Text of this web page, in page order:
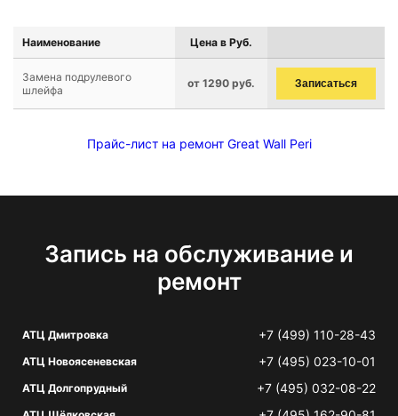
Наименование Цена в Руб.
Замена подрулевого
шлейфа
от 1290 руб. Записаться
Прайс-лист на ремонт Great Wall Peri
Запись на обслуживание и
ремонт
АТЦ Дмитровка +7 (499) 110-28-43
АТЦ Новоясеневская +7 (495) 023-10-01
АТЦ Долгопрудный +7 (495) 032-08-22